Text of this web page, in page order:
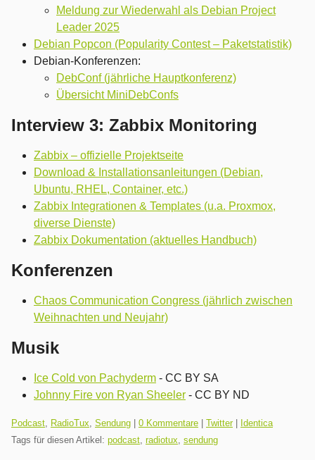
Meldung zur Wiederwahl als Debian Project
Leader 2025
Debian Popcon (Popularity Contest – Paketstatistik)
Debian-Konferenzen:
DebConf (jährliche Hauptkonferenz)
Übersicht MiniDebConfs
Interview 3: Zabbix Monitoring
Zabbix – offizielle Projektseite
Download & Installationsanleitungen (Debian,
Ubuntu, RHEL, Container, etc.)
Zabbix Integrationen & Templates (u.a. Proxmox,
diverse Dienste)
Zabbix Dokumentation (aktuelles Handbuch)
Konferenzen
Chaos Communication Congress (jährlich zwischen
Weihnachten und Neujahr)
Musik
Ice Cold von Pachyderm - CC BY SA
Johnny Fire von Ryan Sheeler - CC BY ND
Kategorien:
Podcast RadioTux Sendung | 0 Kommentare | Twitter| Identica
Tags für diesen Artikel: podcast radiotux sendung